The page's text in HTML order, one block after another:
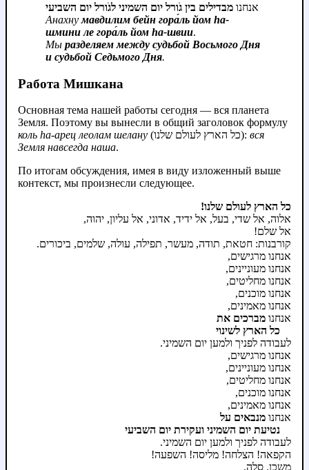
אנחנו מבדילים בין גֹורל יום השמיני לגֹורל יום השביעי
Анахнумавдилим бейн гора́ль йом hа-
шмини ле гора́ль йом hа-швии.
Мы разделяем между судьбой Восьмого Дня
и судьбой Седьмого Дня.
Работа Мишкана
Основная тема нашей работы сегодня — вся планета
Земля. Поэтому вы вынесли в общий заголовок формулу
коль hа-арец леолам шелану
(כל הארץ לעולם שלנו): вся
Земля навсегда наша.
По итогам обсуждения, имея в виду изложенный выше
контекст, мы произнесли следующее.
כל הארץ לעולם שלנו!
אלוה, אל שדי, בעל, אל ידיד, אדוני, אל עליון, יהוה,
אל שלם!
קורבנות: חטאת, תודה, מעשר, תפילה, עולה, שלמים, ביכורים.
אנחנו מרגישים,
אנחנו מעוניינים,
אנחנו מחליטים,
אנחנו מוכנים,
אנחנו מאמינים,
אנחנו מברכים את
כל הארץ לשינוי
לעבודה לפניך ולמען יום השמיני.
אנחנו מרגישים,
אנחנו מעוניינים,
אנחנו מחליטים,
אנחנו מוכנים,
אנחנו מאמינים,
אנחנו מנבאים על
נטיעת יום השמיני ועקירת יום השביעי
לעבודה לפניך ולמען יום השמיני.
הקפאה! הצלחה! מליסה! השפעה!
משכן. סלה.